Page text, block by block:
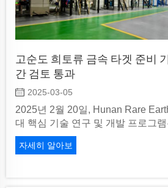
고순도 희토류 금속 타겟 준비
간 검토 통과
2025-03-05
2025년 2월 20일, Hunan Rare
대 핵심 기술 연구 및 개발 프로그램
자세히 알아보